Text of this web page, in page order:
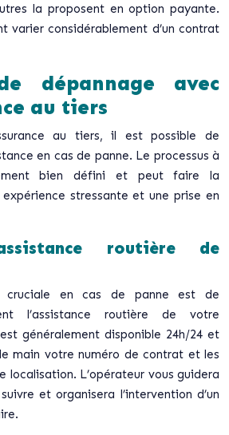
la proposent en option payante.
varier considérablement d’un contrat
dépannage avec
au tiers
au tiers, il est possible de
en cas de panne. Le processus à
bien défini et peut faire la
stressante et une prise en
routière de
cruciale en cas de panne est de
l’assistance routière de votre
généralement disponible 24h/24 et
main votre numéro de contrat et les
localisation. L’opérateur vous guidera
et organisera l’intervention d’un